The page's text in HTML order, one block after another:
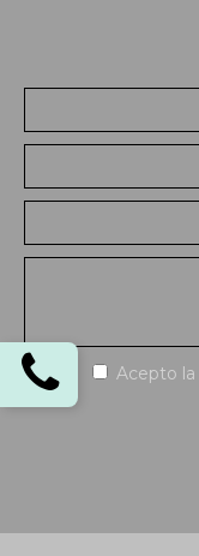
Acepto la